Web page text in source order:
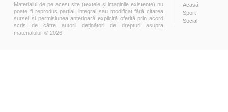
Materialul de pe acest site (textele și imaginile existente) nu
poate fi reprodus parțial, integral sau modificat fără citarea
sursei și permisiunea anterioară explicită oferită prin acord
scris de către autorii deținători de drepturi asupra
materialului. © 2026
Acasă
Sport
Social